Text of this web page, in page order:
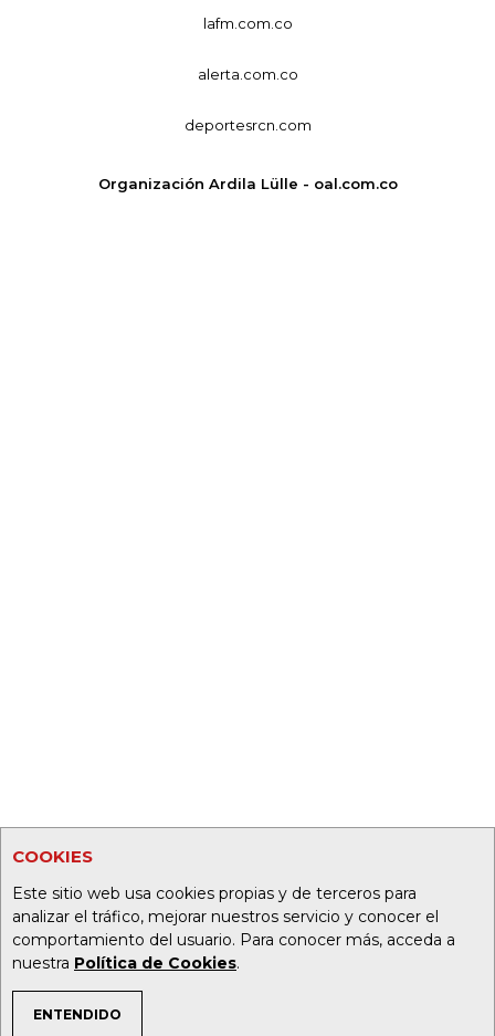
COOKIES
Este sitio web usa cookies propias y de terceros para
analizar el tráfico, mejorar nuestros servicio y conocer el
comportamiento del usuario. Para conocer más, acceda a
nuestra Política de Cookies.
ENTENDIDO
lafm.com.co
alerta.com.co
deportesrcn.com
Organización Ardila Lülle - oal.com.co